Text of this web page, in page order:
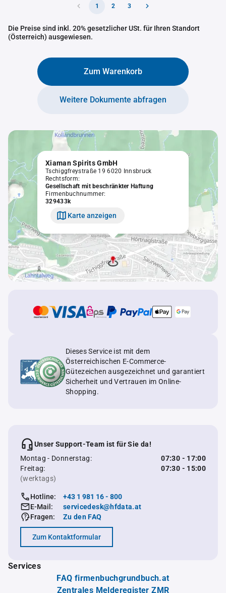
1 2 3
Die Preise sind inkl. 20% gesetzlicher USt. für Ihren Standort
(Österreich) ausgewiesen.
Zum Warenkorb
Weitere Dokumente abfragen
Xiaman Spirits GmbH
Tschiggfreystraße 19 6020 Innsbruck
Rechtsform:
Gesellschaft mit beschränkter Haftung
Firmenbuchnummer:
329433k
Karte anzeigen
Dieses Service ist mit dem
Österreichischen E-Commerce-
Gütezeichen ausgezeichnet und garantiert
Sicherheit und Vertrauen im Online-
Shopping.
Unser Support-Team ist für Sie da!
Montag - Donnerstag:
07:30 - 17:00
Freitag:
07:30 - 15:00
(werktags)
Hotline:
+43 1 981 16 - 800
E-Mail:
servicedesk@hfdata.at
Fragen:
Zu den FAQ
Zum Kontaktformular
Services
FAQ firmenbuchgrundbuch.at
Zentrales Melderegister ZMR